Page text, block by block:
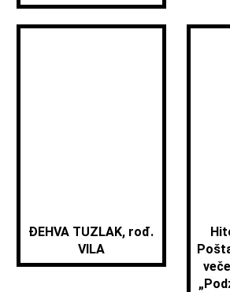
ĐEHVA TUZLAK, rođ.
VILA